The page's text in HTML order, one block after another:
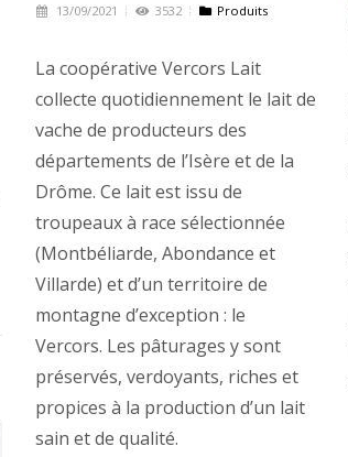
13/09/2021 3532 Produits
La coopérative Vercors Lait
collecte quotidiennement le lait de
vache de producteurs des
départements de l’Isère et de la
Drôme. Ce lait est issu de
troupeaux à race sélectionnée
(Montbéliarde, Abondance et
Villarde) et d’un territoire de
montagne d’exception : le
Vercors. Les pâturages y sont
préservés, verdoyants, riches et
propices à la production d’un lait
sain et de qualité.